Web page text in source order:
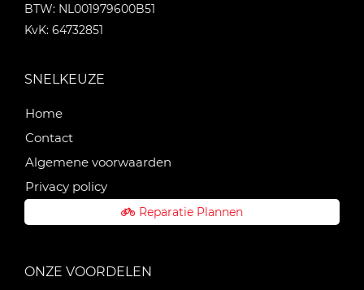
BTW: NL001979600B51
KvK: 64732851
SNELKEUZE
Home
Contact
Algemene voorwaarden
Privacy policy
Reparatie Plannen
ONZE VOORDELEN